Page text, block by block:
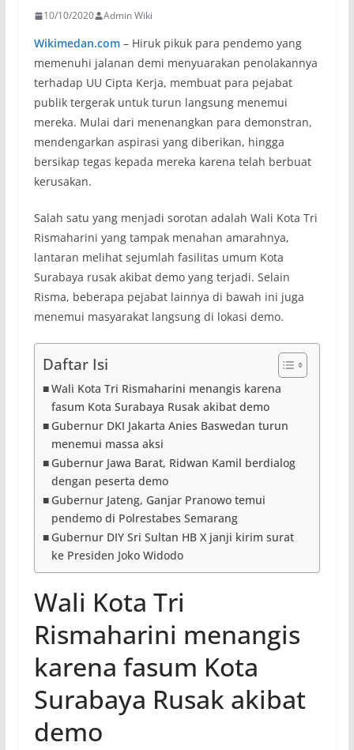
10/10/2020 Admin Wiki
Wikimedan.com– Hiruk pikuk para pendemo yang
memenuhi jalanan demi menyuarakan penolakannya
terhadap UU Cipta Kerja, membuat para pejabat
publik tergerak untuk turun langsung menemui
mereka. Mulai dari menenangkan para demonstran,
mendengarkan aspirasi yang diberikan, hingga
bersikap tegas kepada mereka karena telah berbuat
kerusakan.
Salah satu yang menjadi sorotan adalah Wali Kota Tri
Rismaharini yang tampak menahan amarahnya,
lantaran melihat sejumlah fasilitas umum Kota
Surabaya rusak akibat demo yang terjadi. Selain
Risma, beberapa pejabat lainnya di bawah ini juga
menemui masyarakat langsung di lokasi demo.
Daftar Isi
Wali Kota Tri Rismaharini menangis karena
fasum Kota Surabaya Rusak akibat demo
Gubernur DKI Jakarta Anies Baswedan turun
menemui massa aksi
Gubernur Jawa Barat, Ridwan Kamil berdialog
dengan peserta demo
Gubernur Jateng, Ganjar Pranowo temui
pendemo di Polrestabes Semarang
Gubernur DIY Sri Sultan HB X janji kirim surat
ke Presiden Joko Widodo
Wali Kota Tri
Rismaharini menangis
karena fasum Kota
Surabaya Rusak akibat
demo